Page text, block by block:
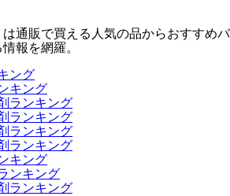
は通販で買える人気の品からおすすめバ
報を網羅。
ング
キング
ランキング
ランキング
ランキング
ランキング
キング
ンキング
ランキング